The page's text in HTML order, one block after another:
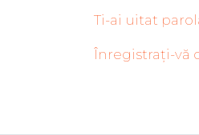
Ti-ai uitat
Înregistrați-vă